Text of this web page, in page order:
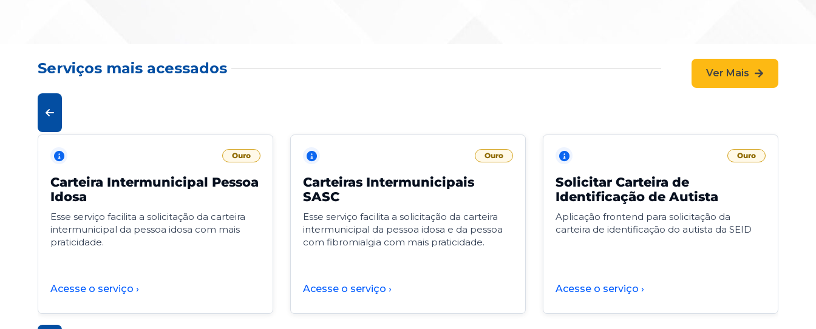
Serviços mais acessados Ver Mais
Ouro
Carteira Intermunicipal Pessoa
Idosa
Esse serviço facilita a solicitação da carteira
intermunicipal da pessoa idosa com mais
praticidade.
Acesse o serviço ›
Ouro
Carteiras Intermunicipais
SASC
Esse serviço facilita a solicitação da carteira
intermunicipal da pessoa idosa e da pessoa
com fibromialgia com mais praticidade.
Acesse o serviço ›
Ouro
Solicitar Carteira de
Identificação de Autista
Aplicação frontend para solicitação da
carteira de identificação do autista da SEID
Acesse o serviço ›